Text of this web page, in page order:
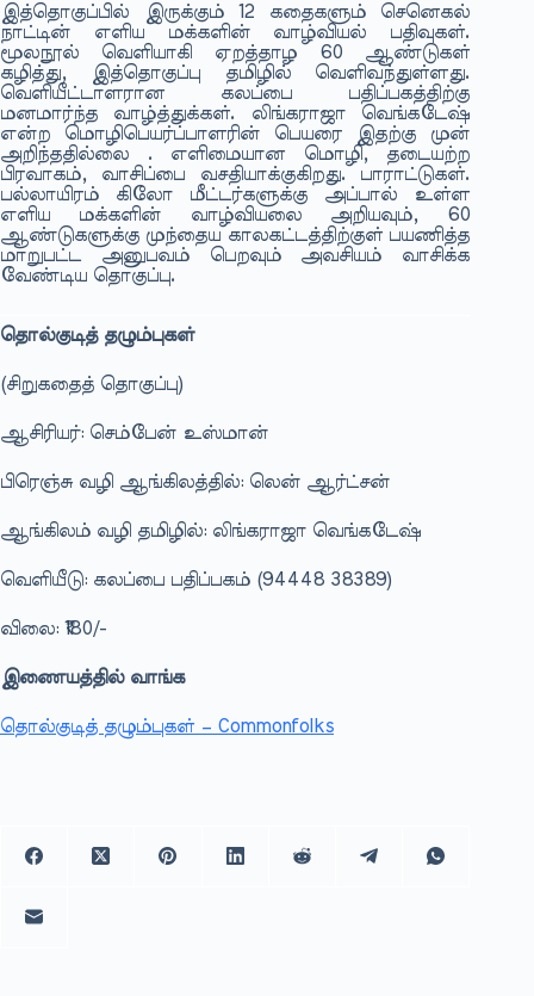
இத்தொகுப்பில் இருக்கும் 12 கதைகளும் செனெகல்
நாட்டின் எளிய மக்களின் வாழ்வியல் பதிவுகள்.
மூலநூல் வெளியாகி ஏறத்தாழ 60 ஆண்டுகள்
கழித்து, இத்தொகுப்பு தமிழில் வெளிவந்துள்ளது.
வெளியீட்டாளரான கலப்பை பதிப்பகத்திற்கு
மனமார்ந்த வாழ்த்துக்கள். லிங்கராஜா வெங்கடேஷ்
என்ற மொழிபெயர்ப்பாளரின் பெயரை இதற்கு முன்
அறிந்ததில்லை . எளிமையான மொழி, தடையற்ற
பிரவாகம், வாசிப்பை வசதியாக்குகிறது. பாராட்டுகள்.
பல்லாயிரம் கிலோ மீட்டர்களுக்கு அப்பால் உள்ள
எளிய மக்களின் வாழ்வியலை அறியவும், 60
ஆண்டுகளுக்கு முந்தைய காலகட்டத்திற்குள் பயணித்த
மாறுபட்ட அனுபவம் பெறவும் அவசியம் வாசிக்க
வேண்டிய தொகுப்பு.
தொல்குடித் தழும்புகள்
(சிறுகதைத் தொகுப்பு)
ஆசிரியர்: செம்பேன் உஸ்மான்
பிரெஞ்சு வழி ஆங்கிலத்தில்: லென் ஆர்ட்சன்
ஆங்கிலம் வழி தமிழில்: லிங்கராஜா வெங்கடேஷ்
வெளியீடு: கலப்பை பதிப்பகம் (94448 38389)
விலை: ₹180/-
இணையத்தில் வாங்க
தொல்குடித் தழும்புகள் – Commonfolks